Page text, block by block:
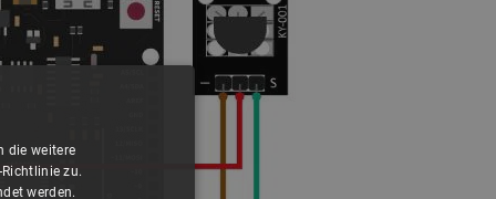
die weitere
zu.
werden.